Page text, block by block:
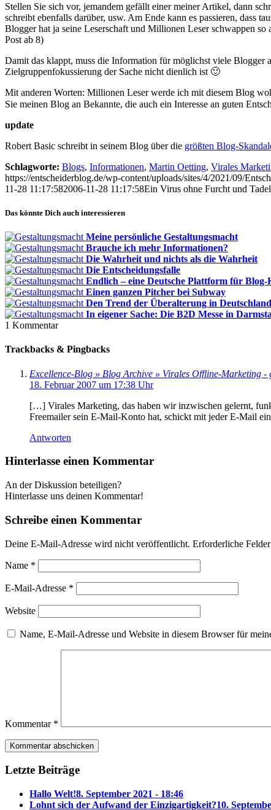
Stellen Sie sich vor, jemandem gefällt einer meiner Artikel, dann
schreibt ebenfalls darüber, usw. Am Ende kann es passieren, dass
Blogger hat ja seine Leserschaft und Millionen Leser schwappen
Post ab 8)
Damit das klappt, muss die Information für möglichst viele Blogger
Zielgruppenfokussierung der Sache nicht dienlich ist 🙂
Mit anderen Worten: Millionen Leser werde ich mit diesem Blog
Sie meinen Blog an Bekannte, die auch ein Interesse an guten
update
Robert Basic schreibt in seinem Blog über die größten Blog-
Schlagworte: Blogs, Informationen, Martin Oetting, Virales
https://entscheiderblog.de/wp-content/uploads/sites/4/2021/09/
11-28 11:17:582006-11-28 11:17:58Ein Virus ohne Furcht und Tadel
Das könnte Dich auch interessieren
Meine persönliche Gestaltungsmacht
Brauche ich mehr Informationen?
Die Wahrheit und nichts als die Wahrheit
Die Entscheidungsfalle
Endlich – eine Deutsche Plattform für Blog-
Einen ganzen Pitcher bei Subway
Den Trend der Überalterung in
In eigener Sache: Die B2D Messe in
1 Kommentar
Trackbacks & Pingbacks
Excellence-Blog » Blog Archive » Virales Offline-Marketing -
18. Februar 2007 um 17:38 Uhr
[…] Virales Marketing, das haben wir inzwischen gelernt,
Freemailer sein E-Mail-Konto hat, schickt mit jeder E-Mail
Antworten
Hinterlasse einen Kommentar
An der Diskussion beteiligen?
Hinterlasse uns deinen Kommentar!
Schreibe einen Kommentar
Deine E-Mail-Adresse wird nicht veröffentlicht. Erforderliche
Name *
E-Mail-Adresse *
Website
Name, E-Mail-Adresse und Website in diesem Browser für
Kommentar *
Letzte Beiträge
Hallo Welt!8. September 2021 - 18:46
Lohnt sich der Aufwand der Einzigartigkeit?10.